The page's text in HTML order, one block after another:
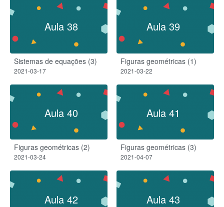
Aula 38
Sistemas de equações (3)
2021-03-17
Aula 39
Figuras geométricas (1)
2021-03-22
Aula 40
Figuras geométricas (2)
2021-03-24
Aula 41
Figuras geométricas (3)
2021-04-07
Aula 42 Aula 43